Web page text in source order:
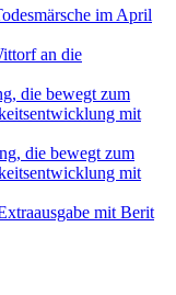
im April
an die
die bewegt zum
mit
die bewegt zum
mit
mit Berit